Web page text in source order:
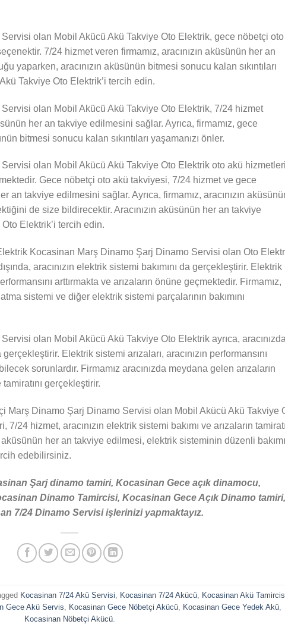
olan Mobil Akücü Akü Takviye Oto Elektrik, gece nöbetçi oto
7/24 hizmet veren firmamız, aracınızın aküsünün her an
yaparken, aracınızın aküsünün bitmesi sonucu kalan sıkıntıları
Takviye Oto Elektrik’i tercih edin.
olan Mobil Akücü Akü Takviye Oto Elektrik, 7/24 hizmet
her an takviye edilmesini sağlar. Ayrıca, firmamız, gece
bitmesi sonucu kalan sıkıntıları yaşamanızı önler.
olan Mobil Akücü Akü Takviye Oto Elektrik oto akü hizmetleri
Gece nöbetçi oto akü takviyesi, 7/24 hizmet ve gece
an takviye edilmesini sağlar. Ayrıca, firmamız, aracınızın
de size bildirecektir. Aracınızın aküsünün her an takviye
Elektrik’i tercih edin.
Kocasinan Marş Dinamo Şarj Dinamo Servisi olan Oto
aracınızın elektrik sistemi bakımını da gerçekleştirir. Elektrik
arttırmakta ve arızaların önüne geçmektedir. Firmamız,
sistemi ve diğer elektrik sistemi parçalarının bakımını
olan Mobil Akücü Akü Takviye Oto Elektrik ayrıca, aracınızda
Elektrik sistemi arızaları, aracınızın performansını
sorunlardır. Firmamız aracınızda meydana gelen arızaların
gerçekleştirir.
Marş Dinamo Şarj Dinamo Servisi olan Mobil Akücü Akü Takviye
24 hizmet, aracınızın elektrik sistemi bakımı ve arızaların tamiratı
aküsünün her an takviye edilmesi, elektrik sisteminin düzenli
edebilirsiniz.
Şarj dinamo tamiri, Kocasinan Gece açık dinamocu,
Dinamo Tamircisi, Kocasinan Gece Açık Dinamo tamiri,
7/24 Dinamo Servisi işlerinizi yapmaktayız.
Kocasinan 7/24 Akü Servisi Kocasinan 7/24 Akücü Kocasinan Akü
Gece Akü Servis Kocasinan Gece Nöbetçi Akücü, Kocasinan Gece Yedek Akü,
Kocasinan Nöbetçi Akücü.